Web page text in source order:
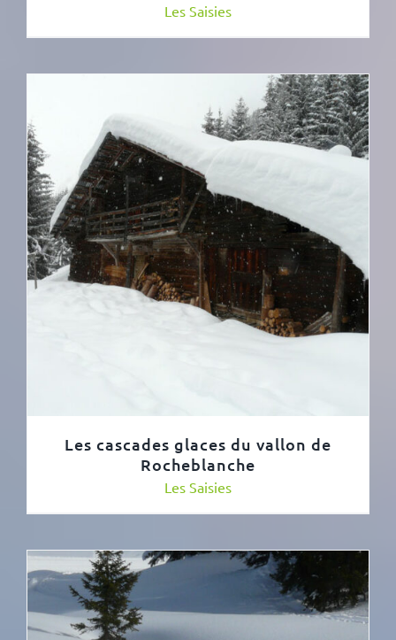
Les Saisies
Les cascades glaces du vallon de
Rocheblanche
Les Saisies